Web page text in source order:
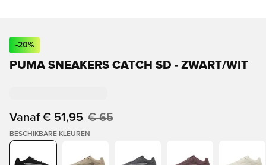
-20%
PUMA SNEAKERS CATCH SD - ZWART/WIT
Vanaf € 51,95 € 65
BESCHIKBARE KLEUREN